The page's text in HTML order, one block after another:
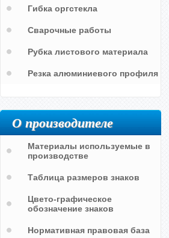
Гибка оргстекла
Сварочные работы
Рубка листового материала
Резка алюминиевого профиля
О производителе
Материалы используемые в
производстве
Таблица размеров знаков
Цвето-графическое
обозначение знаков
Нормативная правовая база